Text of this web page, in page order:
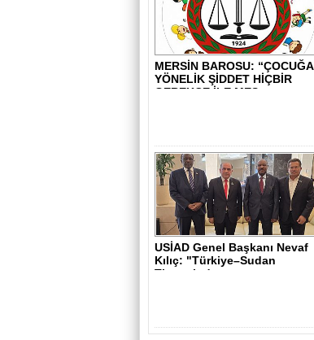
MERSİN BAROSU: “ÇOCUĞA
YÖNELİK ŞİDDET HİÇBİR
GEREKÇE İLE MEŞ..
USİAD Genel Başkanı Nevaf
Kılıç: "Türkiye–Sudan
Ticaretinde ..